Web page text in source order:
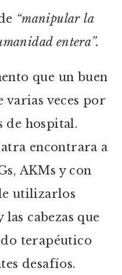
“manipular la
entera”.
que un buen
varias veces por
de hospital.
encontrara a
AKMs y con
utilizarlos
las cabezas que
terapéutico
desafíos.